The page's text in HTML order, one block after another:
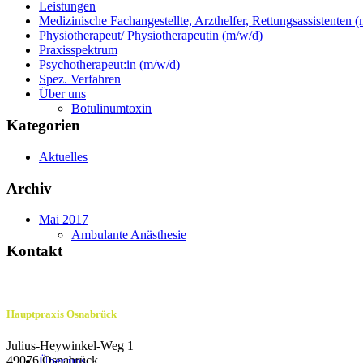
Botulinumtoxin
Ambulante Anästhesie
Leistungen
Medizinische Fachangestellte, Arzthelfer, Rettungsassistenten
Physiotherapeut/ Physiotherapeutin (m/w/d)
Praxisspektrum
Psychotherapeut:in (m/w/d)
Spez. Verfahren
Über uns
Kategorien
Aktuelles
Archiv
Mai 2017
Kontakt
Hauptpraxis Osnabrück
Julius-Heywinkel-Weg 1
49076 Osnabrück